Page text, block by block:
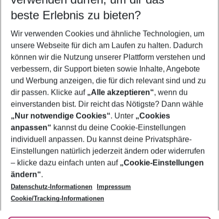
5-8 Nächte
2 Erwachsene Keine Kinder
Mehr Filter anzeigen
Footer
Footer navigation
Über uns
AGB
Bestpreisgarantie
Cookie-Einstellungen ändern
Cookie-Richtlinie
Agenturbetreuung
Barrierefreies Reisen
Folge uns
beste Erlebnis zu bieten?
Wir verwenden Cookies und ähnliche Technologien, um
unsere Webseite für dich am Laufen zu halten. Dadurch
können wir die Nutzung unserer Plattform verstehen und
verbessern, dir Support bieten sowie Inhalte, Angebote
und Werbung anzeigen, die für dich relevant sind und zu
dir passen. Klicke auf „Alle akzeptieren“, wenn du
einverstanden bist. Dir reicht das Nötigste? Dann wähle
„Nur notwendige Cookies“. Unter „Cookies
anpassen“ kannst du deine Cookie-Einstellungen
individuell anpassen. Du kannst deine Privatsphäre-
Einstellungen natürlich jederzeit ändern oder widerrufen
– klicke dazu einfach unten auf „Cookie-Einstellungen
ändern“.
Datenschutz-Informationen
Impressum
Cookie/Tracking-Informationen